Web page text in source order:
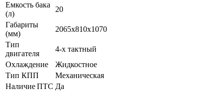
Емкость бака
(л)
20
Габариты
(мм)
2065x810x1070
Тип
двигателя
4-х тактный
Охлаждение
Жидкостное
Тип КПП
Механическая
Наличие ПТС Да